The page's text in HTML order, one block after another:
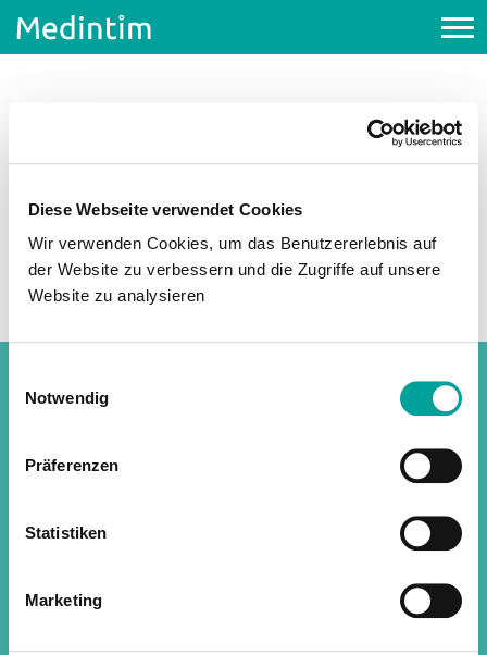
Diese Webseite verwendet Cookies
Wir verwenden Cookies, um das Benutzererlebnis auf
der Website zu verbessern und die Zugriffe auf unsere
Website zu analysieren
Notwendig
Präferenzen
Statistiken
Marketing
A redirector page has been set up without
64546 Mörfelden-Walldorf
service@medintim.de